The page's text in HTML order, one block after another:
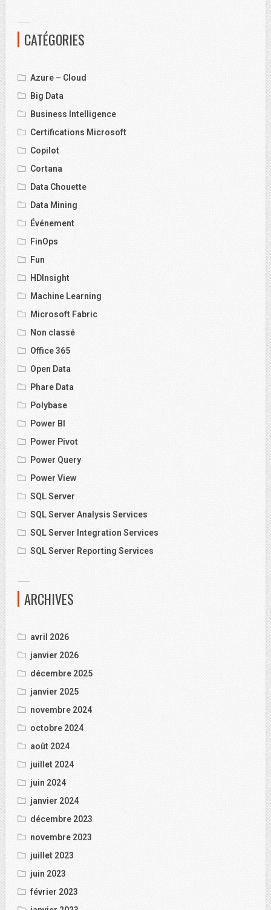
CATÉGORIES
Azure – Cloud
Big Data
Business Intelligence
Certifications Microsoft
Copilot
Cortana
Data Chouette
Data Mining
Événement
FinOps
Fun
HDInsight
Machine Learning
Microsoft Fabric
Non classé
Office 365
Open Data
Phare Data
Polybase
Power BI
Power Pivot
Power Query
Power View
SQL Server
SQL Server Analysis Services
SQL Server Integration Services
SQL Server Reporting Services
ARCHIVES
avril 2026
janvier 2026
décembre 2025
janvier 2025
novembre 2024
octobre 2024
août 2024
juillet 2024
juin 2024
janvier 2024
décembre 2023
novembre 2023
juillet 2023
juin 2023
février 2023